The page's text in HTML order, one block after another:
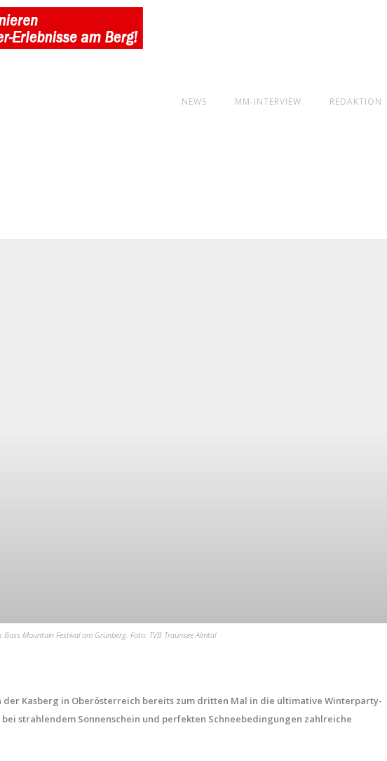
NEWS MM-INTERVIEW REDAKTION
Bass Mountain Festival am Grünberg. Foto: TVB Traunsee Almtal
der Kasberg in Oberösterreich bereits zum dritten Mal in die ultimative Winterparty-
bei strahlendem Sonnenschein und perfekten Schneebedingungen zahlreiche